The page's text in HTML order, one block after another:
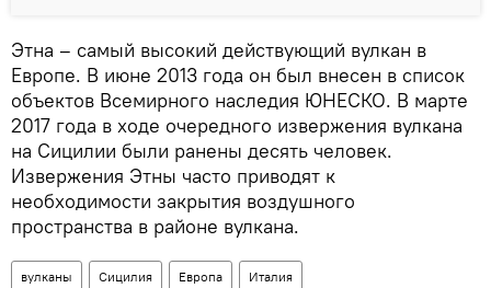
Этна – самый высокий действующий вулкан в
Европе. В июне 2013 года он был внесен в список
объектов Всемирного наследия ЮНЕСКО. В марте
2017 года в ходе очередного извержения вулкана
на Сицилии были ранены десять человек.
Извержения Этны часто приводят к
необходимости закрытия воздушного
пространства в районе вулкана.
вулканы Сицилия Европа Италия